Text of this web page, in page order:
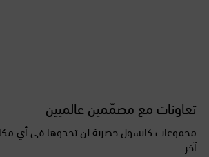
تعاونات مع مصمّمين عالميين
مجموعات كابسول حصرية لن تجدوها في أي
آخر